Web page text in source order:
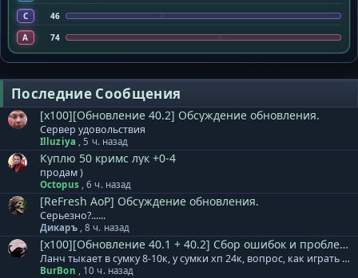
C
46
A
74
Последние Сообщения
[x100][Обновление 40.2] Обсуждение обновления.
Сервер удовольствия
Illuziya ,5 ч. назад
Куплю 50 кримс лук +0-4
продам )
Octopus ,6 ч. назад
[ReFresh AoP] Обсуждение обновления.
Серьезно?......
Дикаръ ,8 ч. назад
[x100][Обновление 40.1 + 40.2] Сбор ошибок и проблем.
Ланч тыкает в сумку 8-10к, у сумки хп 24к, вопрос, как играть этим классом если он отлетает в осадный скилл? Так вы еще и откат триплы сделали 60 секунд.
BurBon , 10 ч. назад